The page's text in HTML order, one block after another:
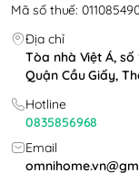
Mã số thuế:
Địa chỉ
Tòa nhà Việt Á, số
Quận Cầu Giấy,
Hotline
0835856968
Email